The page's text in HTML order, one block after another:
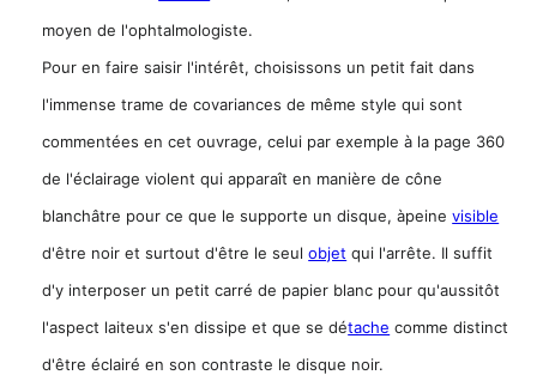
moyen de l'ophtalmologiste.
Pour en faire saisir l'intérêt, choisissons un petit fait dans
l'immense trame de covariances de même style qui sont
commentées en cet ouvrage, celui par exemple à la page 360
de l'éclairage violent qui apparaît en manière de cône
blanchâtre pour ce que le supporte un disque, àpeinevisible
d'être noir et surtout d'être le seulobjet qui l'arrête. Il suffit
d'y interposer un petit carré de papier blanc pour qu'aussitôt
l'aspect laiteux s'en dissipe et que se détache comme distinct
d'être éclairé en son contraste le disque noir.